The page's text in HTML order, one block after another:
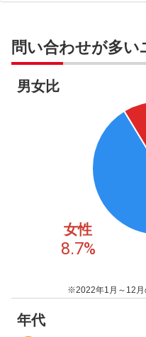
問い合わせが多い
男女比
女性
8.7%
※2022年1月～12月
年代